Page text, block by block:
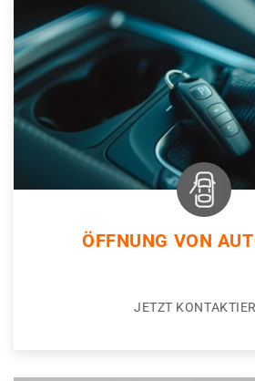
ÖFFNUNG VON
JETZT